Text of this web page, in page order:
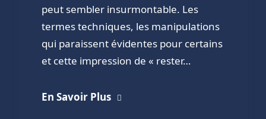
peut sembler insurmontable. Les
termes techniques, les manipulations
qui paraissent évidentes pour certains
et cette impression de « rester…
En Savoir Plus